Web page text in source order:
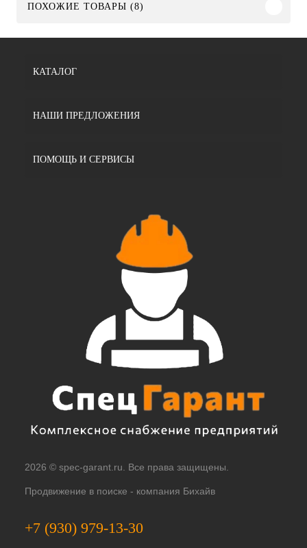
ПОХОЖИЕ ТОВАРЫ (8)
КАТАЛОГ
НАШИ ПРЕДЛОЖЕНИЯ
ПОМОЩЬ И СЕРВИСЫ
2026 © spec-garant.ru. Все права защищены.
Продвижение в поиске - компания Бихайв
+7 (930) 979-13-30